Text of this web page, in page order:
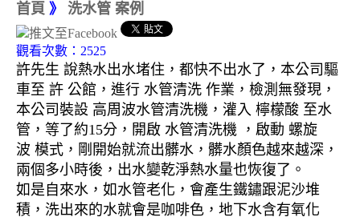
首頁 》 洗水管 案例
觀看次數：2525
許先生 說熱水出水堵住，都快不出水了，本公司驅
車至 許 公館，進行 水管清洗 作業，檢測無發現，
本公司裝設 高周波水管清洗機，灌入 檸檬酸 至水
管，等了約15分，開啟 水管清洗機 ，啟動 螺旋
波 模式，剛開始就流出髒水，髒水顏色越來越深，
兩個多小時後，出水變乾淨熱水量也恢復了。
如是自來水，如水管老化，會產生鐵鏽跟泥沙堆
積，洗出來的水就會是咖啡色，地下水含有氧化